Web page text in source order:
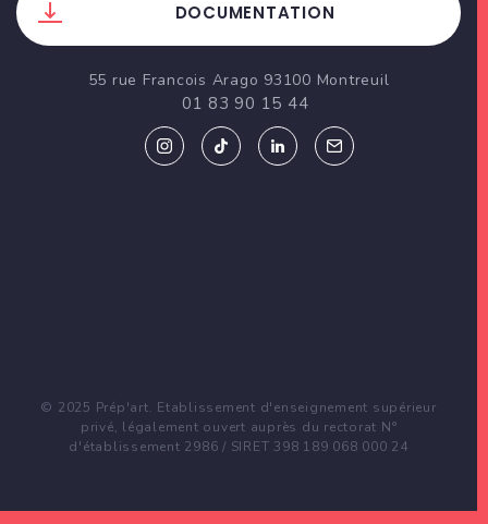
DOCUMENTATION
55 rue Francois Arago 93100 Montreuil
01 83 90 15 44
© 2025 Prép'art. Etablissement d'enseignement supérieur
privé, légalement ouvert auprès du rectorat N°
d'établissement 2986 / SIRET 398 189 068 000 24